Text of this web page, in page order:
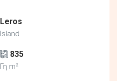
Leros
Island
835
Γη m²